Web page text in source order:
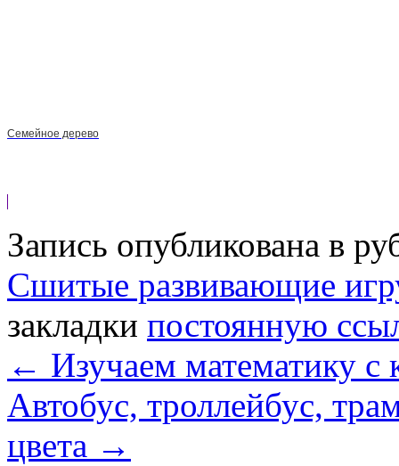
Семейное дерево
Запись опубликована в
Сшитые развивающие
закладки постоянную
← Изучаем математику с
Автобус, троллейбус,
цвета →